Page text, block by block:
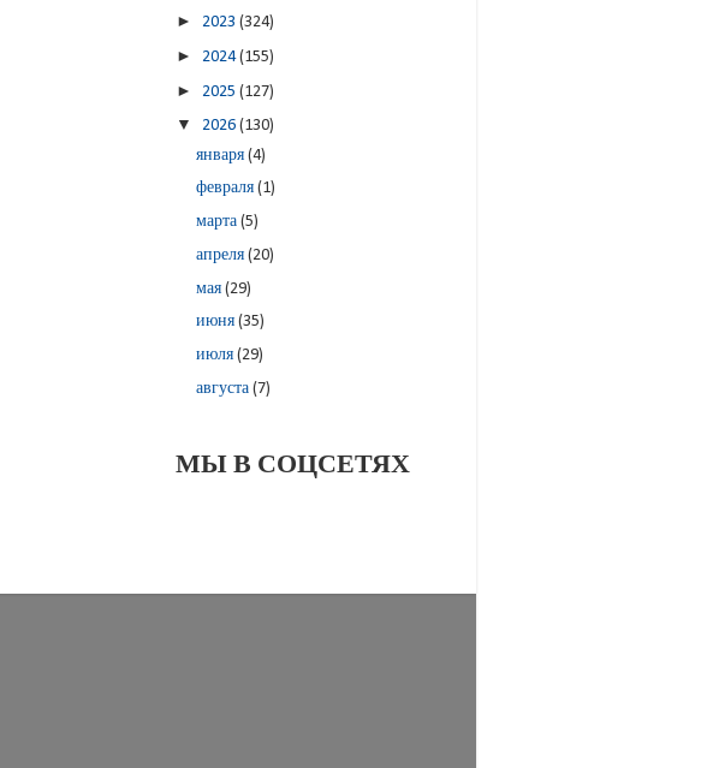
► 2023 (324)
► 2024(155)
► 2025 (127)
▼ 2026 (130)
января(4)
февраля(1)
марта(5)
апреля(20)
мая(29)
июня(35)
июля(29)
августа(7)
МЫ В СОЦСЕТЯХ